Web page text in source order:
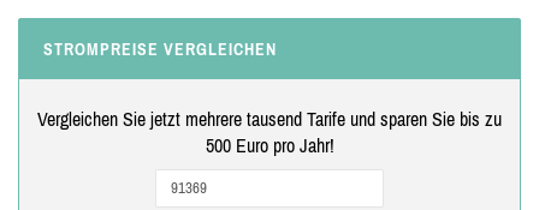
STROMPREISE VERGLEICHEN
Vergleichen Sie jetzt mehrere tausend Tarife und sparen Sie bis zu
500 Euro pro Jahr!